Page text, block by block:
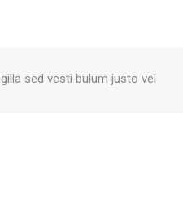
sed vesti bulum justo vel